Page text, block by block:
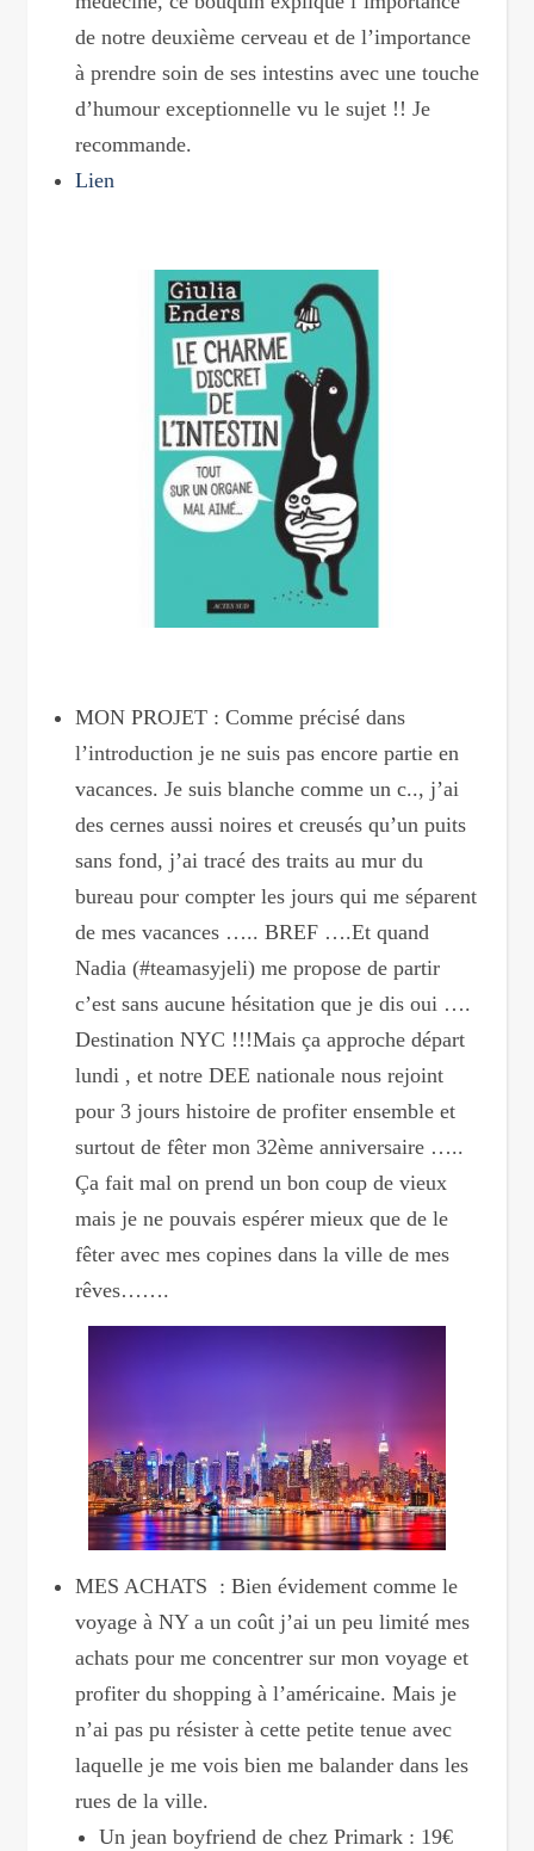
de notre deuxième cerveau et de l’importance
à prendre soin de ses intestins avec une touche
d’humour exceptionnelle vu le sujet !! Je
recommande.
Lien
MON PROJET : Comme précisé dans
l’introduction je ne suis pas encore partie en
vacances. Je suis blanche comme un c.., j’ai
des cernes aussi noires et creusés qu’un puits
sans fond, j’ai tracé des traits au mur du
bureau pour compter les jours qui me séparent
de mes vacances ….. BREF ….Et quand
Nadia (#teamasyjeli) me propose de partir
c’est sans aucune hésitation que je dis oui ….
Destination NYC !!!Mais ça approche départ
lundi , et notre DEE nationale nous rejoint
pour 3 jours histoire de profiter ensemble et
surtout de fêter mon 32ème anniversaire …..
Ça fait mal on prend un bon coup de vieux
mais je ne pouvais espérer mieux que de le
fêter avec mes copines dans la ville de mes
rêves…….
MES ACHATS : Bien évidement comme le
voyage à NY a un coût j’ai un peu limité mes
achats pour me concentrer sur mon voyage et
profiter du shopping à l’américaine. Mais je
n’ai pas pu résister à cette petite tenue avec
laquelle je me vois bien me balander dans les
rues de la ville.
Un jean boyfriend de chez Primark : 19€